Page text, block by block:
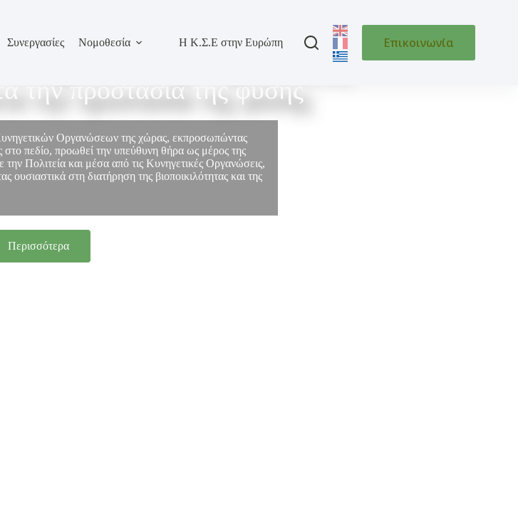
Συνεργασίες Νομοθεσία Η Κ.Σ.Ε στην Ευρώπη Επικοινωνία
κόσμο της Ελλάδας
την προστασία της φύσης
Οργανώσεων της χώρας, εκπροσωπώντας
πεδίο, προωθεί την υπεύθυνη θήρα ως μέρος της
Πολιτεία και μέσα από τις Κυνηγετικές Οργανώσεις,
στη διατήρηση της βιοποικιλότητας και της
Περισσότερα